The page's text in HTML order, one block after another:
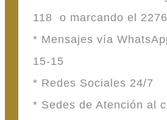
118 o marcando el
* Mensajes vía
15-15
* Redes Sociales 24/7
* Sedes de Atención al